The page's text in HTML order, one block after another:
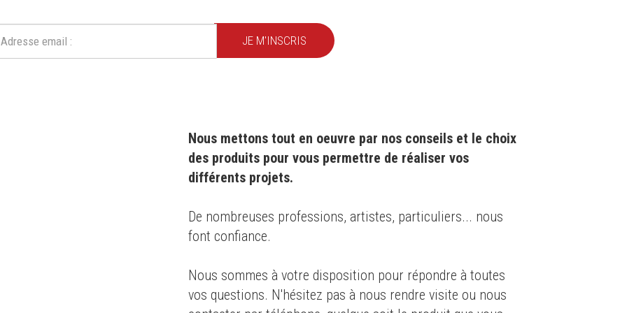
JE M'INSCRIS
Nous mettons tout en oeuvre par nos conseils et le choix
des produits pour vous permettre de réaliser vos
différents projets.
De nombreuses professions, artistes, particuliers... nous
font confiance.
Nous sommes à votre disposition pour répondre à toutes
vos questions. N'hésitez pas à nous rendre visite ou nous